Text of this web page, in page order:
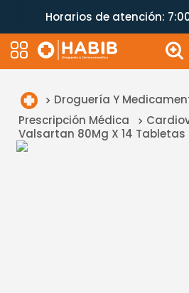
Horarios de atención:
Droguería Y
Prescripción Médica
Valsartan 80Mg X 14 Tabletas